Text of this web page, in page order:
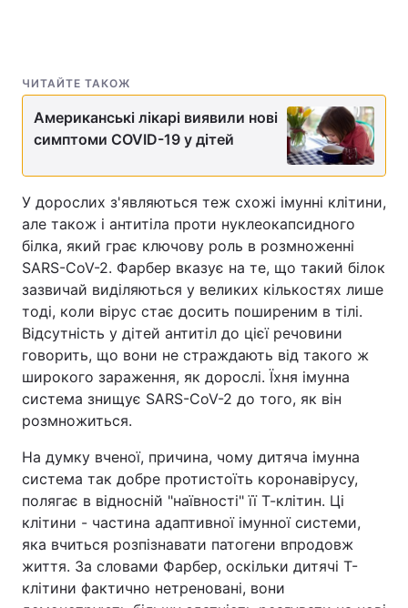
ЧИТАЙТЕ ТАКОЖ
Американські лікарі виявили нові
симптоми COVID-19 у дітей
У дорослих з'являються теж схожі імунні клітини,
але також і антитіла проти нуклеокапсидного
білка, який грає ключову роль в розмноженні
SARS-CoV-2. Фарбер вказує на те, що такий білок
зазвичай виділяються у великих кількостях лише
тоді, коли вірус стає досить поширеним в тілі.
Відсутність у дітей антитіл до цієї речовини
говорить, що вони не страждають від такого ж
широкого зараження, як дорослі. Їхня імунна
система знищує SARS-CoV-2 до того, як він
розмножиться.
На думку вченої, причина, чому дитяча імунна
система так добре протистоїть коронавірусу,
полягає в відносній "наївності" її Т-клітин. Ці
клітини - частина адаптивної імунної системи,
яка вчиться розпізнавати патогени впродовж
життя. За словами Фарбер, оскільки дитячі Т-
клітини фактично нетреновані, вони